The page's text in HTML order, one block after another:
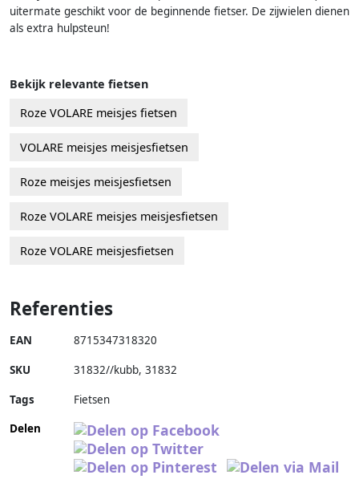
uitermate geschikt voor de beginnende fietser. De zijwielen dienen
als extra hulpsteun!
Bekijk relevante fietsen
Roze VOLARE meisjes fietsen
VOLARE meisjes meisjesfietsen
Roze meisjes meisjesfietsen
Roze VOLARE meisjes meisjesfietsen
Roze VOLARE meisjesfietsen
Referenties
EAN 8715347318320
SKU 31832//kubb, 31832
Tags
Fietsen
Delen